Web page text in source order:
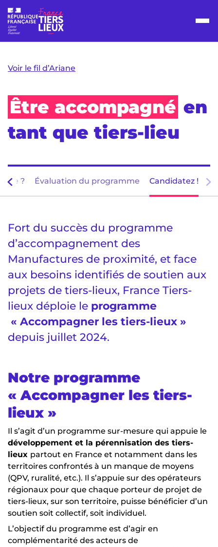
Voir le fil d’Ariane
Être accompagné en
tant que tiers-lieu
? Évaluation du programme Candidatez !
Fort du succès du programme
d’accompagnement des
Manufactures de proximité, et face
aux besoins identifiés de soutien aux
projets de tiers-lieux, France Tiers-
lieux déploie le programme
« Accompagner les tiers-lieux »
depuis juillet 2024.
Notre programme
« Accompagner les tiers-
lieux »
Il s’agit d’un programme sur-mesure qui appuie le
développement et la pérennisation des tiers-
lieux partout en France et notamment dans les
territoires confrontés à un manque de moyens
(QPV, ruralité, etc.). Il s’appuie sur des opérateurs
régionaux pour que chaque porteur de projet de
tiers-lieux, sur son territoire, puisse bénéficier d’un
soutien soit collectif, soit individuel.
L’objectif du programme est d’agir en
complémentarité des acteurs de